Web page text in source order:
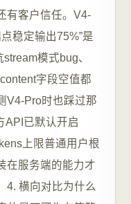
有客户信任。V4-
稳定输出75%”是
模式bug、
字段空值都
V4-Pro时也踩过那
API已默认开启
上限普通用户根
在服务端的能力才
4. 横向对比为什么